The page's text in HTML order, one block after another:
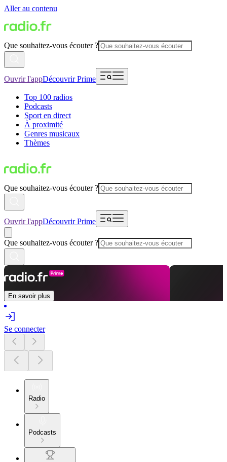
Aller au contenu
Que souhaitez-vous écouter ?
Ouvrir l'appDécouvrir Prime
Top 100 radios
Podcasts
Sport en direct
À proximité
Genres musicaux
Thèmes
Que souhaitez-vous écouter ?
Ouvrir l'appDécouvrir Prime
Que souhaitez-vous écouter ?
En savoir plus
Se connecter
Radio
Podcasts